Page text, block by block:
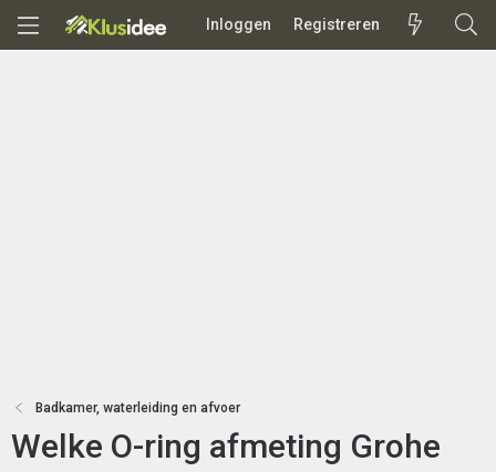
Inloggen Registreren
Badkamer, waterleiding en afvoer
Welke O-ring afmeting Grohe